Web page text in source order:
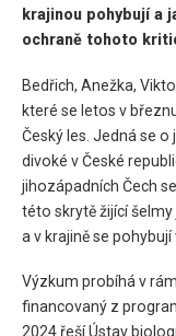
krajinou pohybují a
ochraně tohoto
Bedřich, Anežka,
které se letos v
Český les. Jedná se
divoké v České
jihozápadních Čech
této skrytě žijící
a v krajině se pohybují
Výzkum probíhá v
financovaný z
2024 řeší Ústav